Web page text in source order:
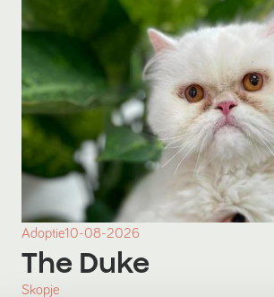
Adoptie10-08-2026
The Duke
Skopje